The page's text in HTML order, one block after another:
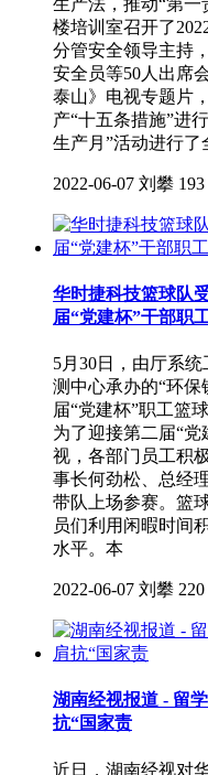
楼培训室召开了
分管安全领导主持
安全员等50人出席
泰山》电视专题片
产“十五条措施”进
生产月”活动进行
2022-06-07 刘攀 193
华时捷科技篮球队
届“党建杯”干部职
5月30日，由厅系
测中心承办的“环保
届“党建杯”职工篮
为了迎接第二届“
视，各部门员工积
事长何劲松、总经
带队上场参赛。篮
员们利用闲暇时间
水平。本
2022-06-07 刘攀 220
湖南经视报道 - 留
抗“国家责
近日，湖南经视对